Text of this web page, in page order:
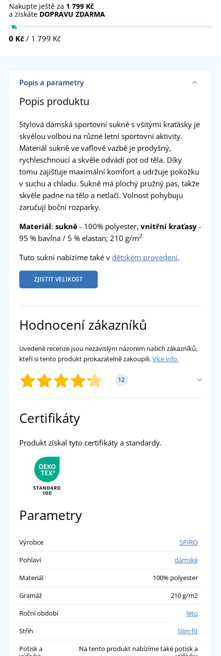
Nakupte ještě za 1 799 Kč
a získáte DOPRAVU ZDARMA
0 Kč / 1 799 Kč
Popis a parametry
Popis produktu
Stylová dámská sportovní sukně s všitými kraťásky je
skvělou volbou na různé letní sportovní aktivity.
Materiál sukně ve vaflové vazbě je prodyšný,
rychleschnoucí a skvěle odvádí pot od těla. Díky
tomu zajišťuje maximální komfort a udržuje pokožku
v suchu a chladu. Sukně má plochý pružný pas, takže
skvěle padne na tělo a netlačí. Volnost pohybuju
zaručují boční rozparky.
Materiál: sukně- 100% polyester, vnitřní kraťasy-
95 % bavlna / 5 % elastan; 210 g/m2
Tuto sukni nabízíme také v dětském provedení.
ZJISTIT VELIKOST
Hodnocení zákazníků
Uvedené recenze jsou nezávislým názorem našich zákazníků,
kteří si tento produkt prokazatelně zakoupili.Více info.
12
Eva
Pohodlná, super .
Velikost podle tabulky sedí .
Certifikáty
Produkt získal tyto certifikáty a standardy.
Parametry
Výrobce
SPIRO
Pohlaví
dámské
Materiál
100% polyester
Gramáž
210 g/m2
Roční období
léto
Střih
Slim fit
Potisk a
Na tento produkt nabízíme také potisk a